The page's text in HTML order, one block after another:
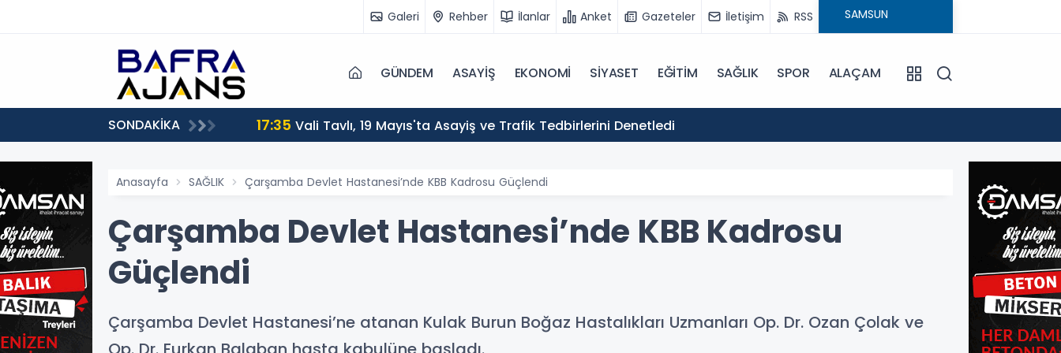
Galeri Rehber İlanlar Anket Gazeteler İletişim RSS
GÜNDEM ASAYİŞ EKONOMİ SİYASET EĞİTİM SAĞLIK SPOR ALAÇAM
SONDAKİKA 17:35 Vali Tavlı, 19 Mayıs'ta Asayiş ve Trafik Tedbirlerini Denetledi
Anasayfa SAĞLIK Çarşamba Devlet Hastanesi’nde KBB Kadrosu Güçlendi
Çarşamba Devlet Hastanesi’nde KBB Kadrosu
Güçlendi
Çarşamba Devlet Hastanesi’ne atanan Kulak Burun Boğaz Hastalıkları Uzmanları Op. Dr. Ozan Çolak ve